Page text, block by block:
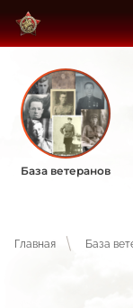
База ветеранов
Главная База